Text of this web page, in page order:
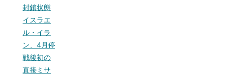
封鎖状態
イスラエ
ル・イラ
ン、4月停
戦後初の
直接ミサ